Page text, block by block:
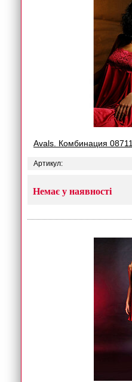
Avals. Комбинация 08711
Артикул:
Немає у наявності